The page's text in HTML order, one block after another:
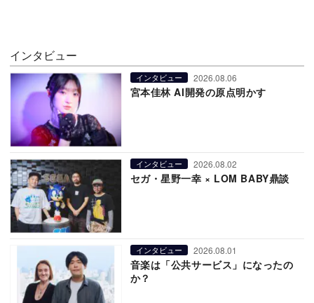
インタビュー
インタビュー 2026.08.06
宮本佳林 AI開発の原点明かす
インタビュー 2026.08.02
セガ・星野一幸 × LOM BABY鼎談
インタビュー 2026.08.01
音楽は「公共サービス」になったの
か？